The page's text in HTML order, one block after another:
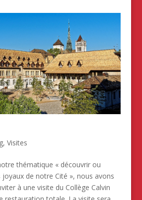
, Visites
thématique « découvrir ou
de notre Cité », nous avons
à une visite du Collège Calvin